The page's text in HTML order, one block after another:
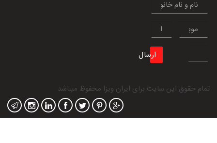
ارسال
تمام حقوق این سایت برای ایران ویزا محفوظ میباشد